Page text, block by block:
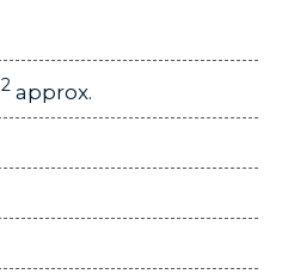
2 approx.